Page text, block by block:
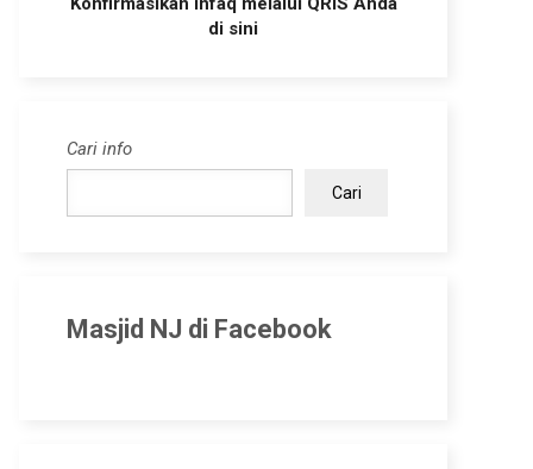
di sini
Cari info
Cari
Masjid NJ di Facebook